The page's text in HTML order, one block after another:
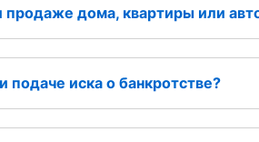
продаже дома, квартиры или
подаче иска о банкротстве?